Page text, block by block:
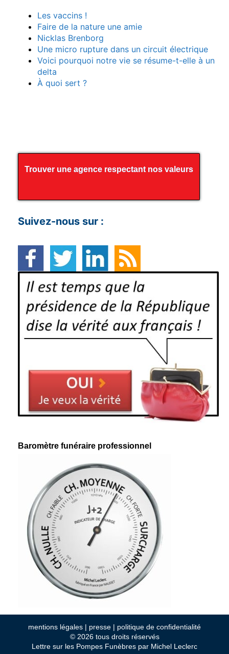
Les vaccins !
Faire de la nature une amie
Nicklas Brenborg
Une micro rupture dans un circuit électrique
Voici pourquoi notre vie se résume-t-elle à un
delta
À quoi sert ?
Trouver une agence respectant nos valeurs
Suivez-nous sur :
Baromètre funéraire professionnel
mentions légales | presse | politique de confidentialité
© 2026 tous droits réservés
Lettre sur les Pompes Funèbres par Michel Leclerc